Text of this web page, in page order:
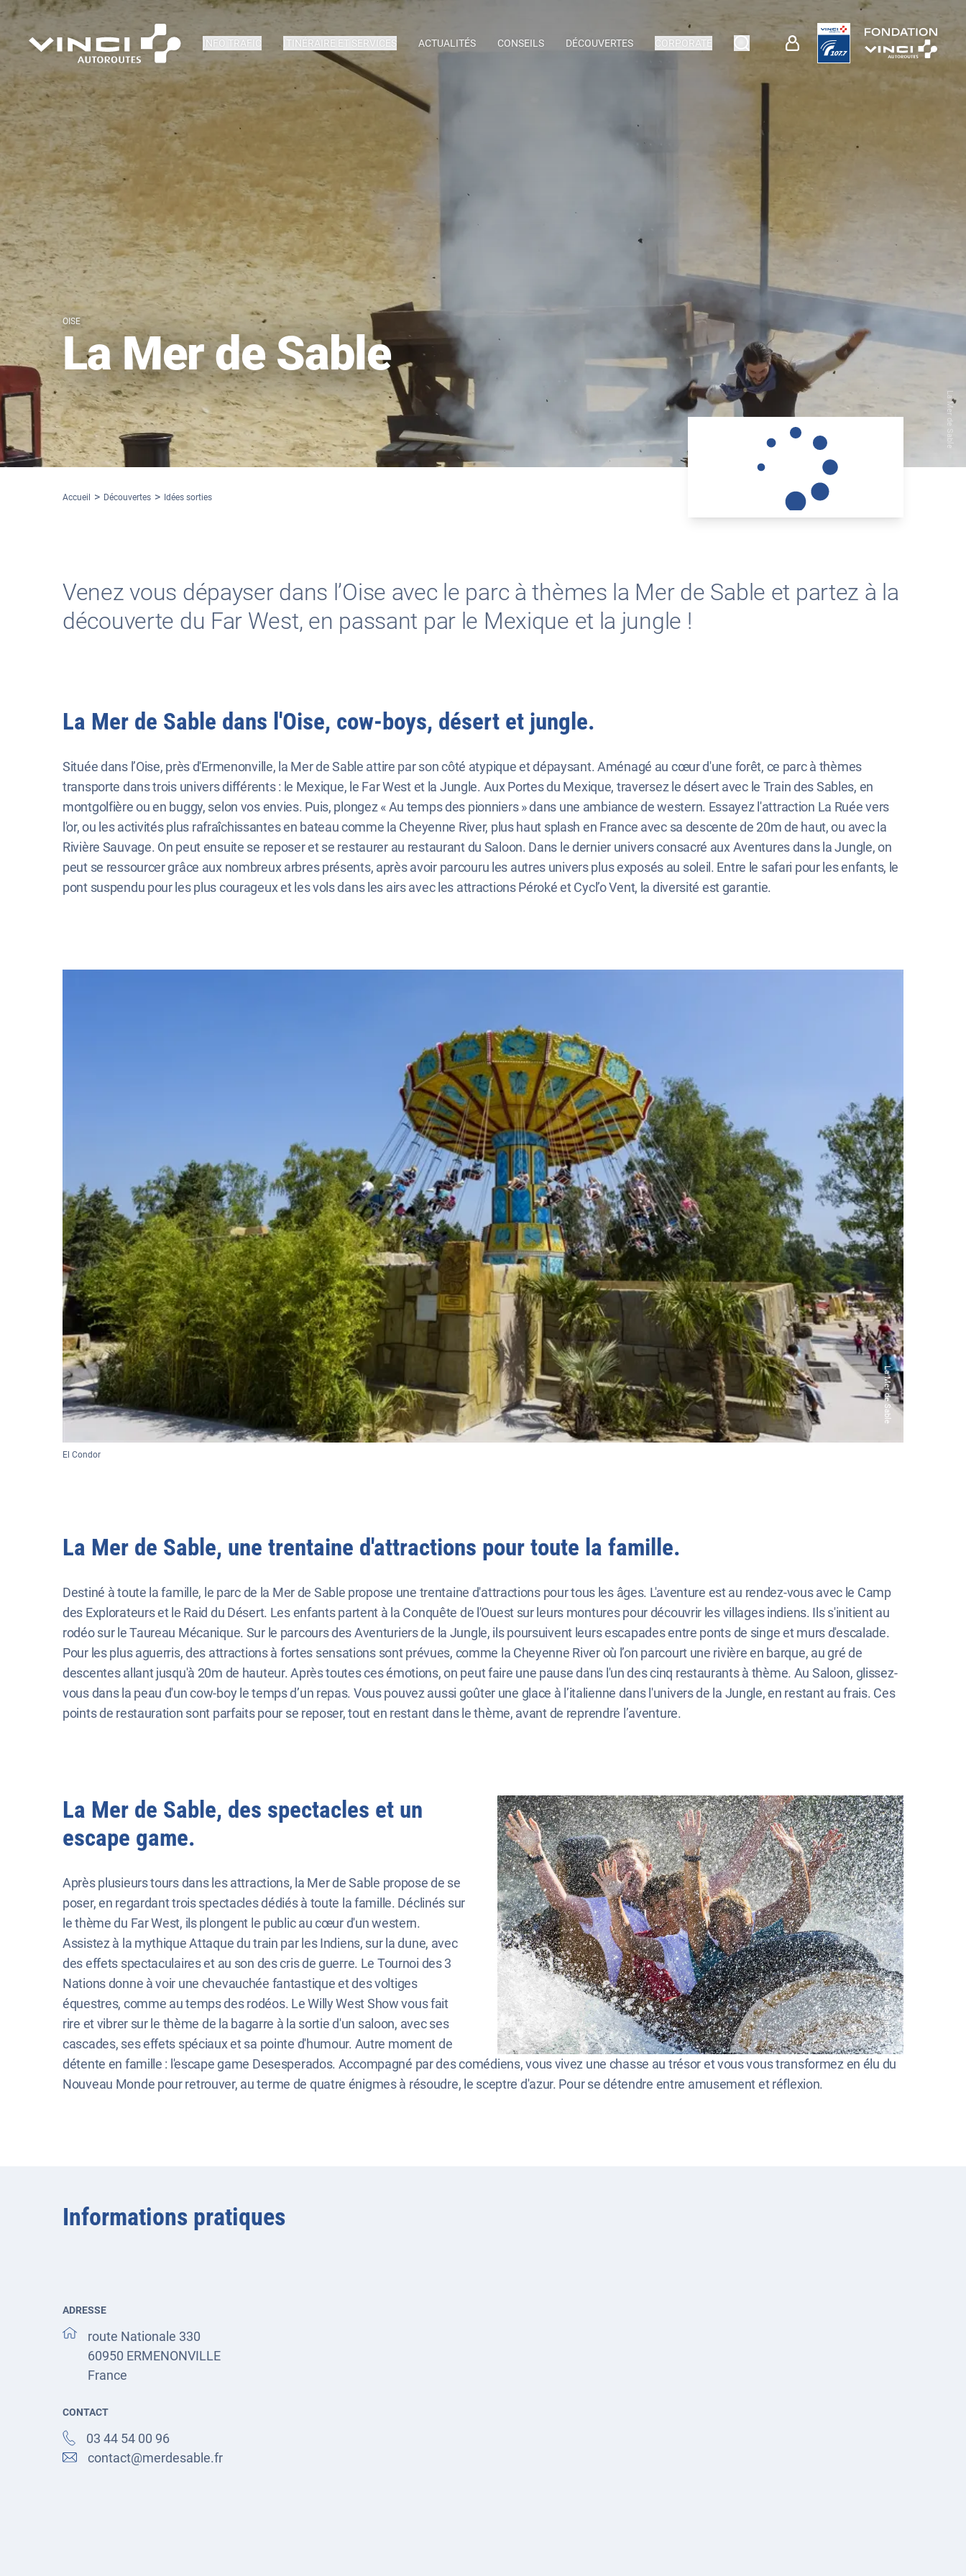
INFO TRAFIC ITINÉRAIRE ET SERVICES ACTUALITÉS CONSEILS DÉCOUVERTES CORPORATE
La Mer de Sable
OISE
La Mer de Sable
Accueil Découvertes Idées sorties
Venez vous dépayser dans l’Oise avec le parc à thèmes la Mer de Sable et partez à la
découverte du Far West, en passant par le Mexique et la jungle !
La Mer de Sable dans l'Oise, cow-boys, désert et jungle.
Située dans l’Oise, près d'Ermenonville, la Mer de Sable attire par son côté atypique et dépaysant. Aménagé au cœur d'une forêt, ce parc à thèmes
transporte dans trois univers différents : le Mexique, le Far West et la Jungle. Aux Portes du Mexique, traversez le désert avec le Train des Sables, en
montgolfière ou en buggy, selon vos envies. Puis, plongez « Au temps des pionniers » dans une ambiance de western. Essayez l'attraction La Ruée vers
l'or, ou les activités plus rafraîchissantes en bateau comme la Cheyenne River, plus haut splash en France avec sa descente de 20m de haut, ou avec la
Rivière Sauvage. On peut ensuite se reposer et se restaurer au restaurant du Saloon. Dans le dernier univers consacré aux Aventures dans la Jungle, on
peut se ressourcer grâce aux nombreux arbres présents, après avoir parcouru les autres univers plus exposés au soleil. Entre le safari pour les enfants, le
pont suspendu pour les plus courageux et les vols dans les airs avec les attractions Péroké et Cycl’o Vent, la diversité est garantie.
La Mer de Sable
El Condor
La Mer de Sable, une trentaine d'attractions pour toute la famille.
Destiné à toute la famille, le parc de la Mer de Sable propose une trentaine d'attractions pour tous les âges. L'aventure est au rendez-vous avec le Camp
des Explorateurs et le Raid du Désert. Les enfants partent à la Conquête de l'Ouest sur leurs montures pour découvrir les villages indiens. Ils s'initient au
rodéo sur le Taureau Mécanique. Sur le parcours des Aventuriers de la Jungle, ils poursuivent leurs escapades entre ponts de singe et murs d'escalade.
Pour les plus aguerris, des attractions à fortes sensations sont prévues, comme la Cheyenne River où l’on parcourt une rivière en barque, au gré de
descentes allant jusqu'à 20m de hauteur. Après toutes ces émotions, on peut faire une pause dans l'un des cinq restaurants à thème. Au Saloon, glissez-
vous dans la peau d'un cow-boy le temps d’un repas. Vous pouvez aussi goûter une glace à l’italienne dans l'univers de la Jungle, en restant au frais. Ces
points de restauration sont parfaits pour se reposer, tout en restant dans le thème, avant de reprendre l’aventure.
La Mer de Sable
La Mer de Sable, des spectacles et un
escape game.
Après plusieurs tours dans les attractions, la Mer de Sable propose de se
poser, en regardant trois spectacles dédiés à toute la famille. Déclinés sur
le thème du Far West, ils plongent le public au cœur d'un western.
Assistez à la mythique Attaque du train par les Indiens, sur la dune, avec
des effets spectaculaires et au son des cris de guerre. Le Tournoi des 3
Nations donne à voir une chevauchée fantastique et des voltiges
équestres, comme au temps des rodéos. Le Willy West Show vous fait
rire et vibrer sur le thème de la bagarre à la sortie d'un saloon, avec ses
cascades, ses effets spéciaux et sa pointe d'humour. Autre moment de
détente en famille : l'escape game Desesperados. Accompagné par des comédiens, vous vivez une chasse au trésor et vous vous transformez en élu du
Nouveau Monde pour retrouver, au terme de quatre énigmes à résoudre, le sceptre d'azur. Pour se détendre entre amusement et réflexion.
Informations pratiques
ADRESSE
route Nationale 330
60950 ERMENONVILLE
France
CONTACT
03 44 54 00 96
contact@merdesable.fr